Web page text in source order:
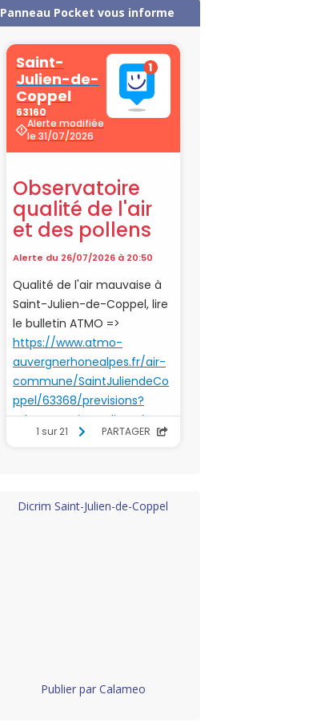
Panneau Pocket vous informe
Dicrim Saint-Julien-de-Coppel
Publier par Calameo